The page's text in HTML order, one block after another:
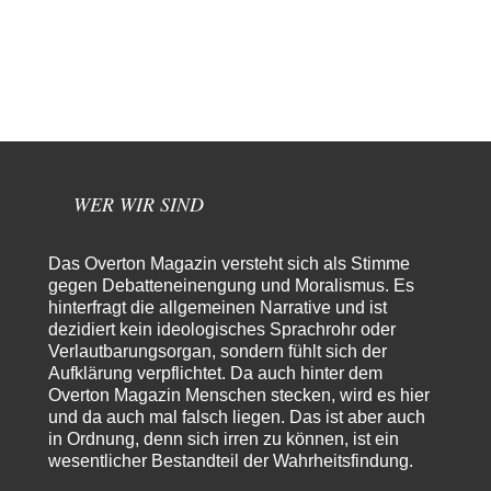
Masseninvasion von Ceuta: Ein organisierter Angriff 2
Adel verpflichtetvor 16 Stunden zu:
Vielen Dank, hatte ich nicht auf dem Schirm, weil ich ihn nicht mehr
lese. Beweist…
garnovor 18 Stunden zu:
Absurde Debatte um Ceuta-„Invasion“ durch Marokko
vertieft EU-Spaltung
Gratuliere, du hast erkannt wer hier der Bösewicht ist. Dann kann es ja
gar nicht…
Schattenlandvor 19 Stunden zu:
Unkabarettistische Anstalten
Dem schließe ich mich 100 pro an - das deutsche politische Kabarett ist
WER WIR SIND
Das Overton Magazin versteht sich als Stimme
gegen Debatteneinengung und Moralismus. Es
hinterfragt die allgemeinen Narrative und ist
dezidiert kein ideologisches Sprachrohr oder
Verlautbarungsorgan, sondern fühlt sich der
Aufklärung verpflichtet. Da auch hinter dem
Overton Magazin Menschen stecken, wird es hier
und da auch mal falsch liegen. Das ist aber auch
in Ordnung, denn sich irren zu können, ist ein
wesentlicher Bestandteil der Wahrheitsfindung.